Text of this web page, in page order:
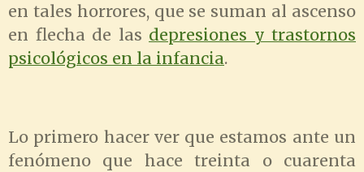
en tales horrores, que se suman al ascenso
en flecha de las depresiones y trastornos
psicológicos en la infancia.
Lo primero hacer ver que estamos ante un
fenómeno que hace treinta o cuarenta